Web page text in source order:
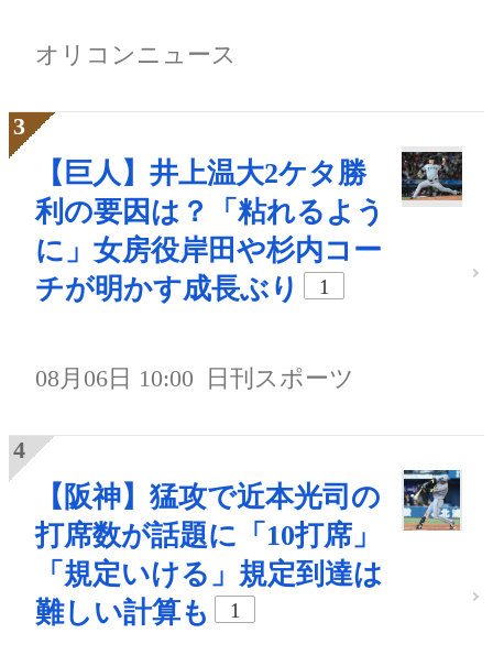
オリコンニュース
【巨人】井上温大2ケタ勝
利の要因は？「粘れるよう
に」女房役岸田や杉内コー
チが明かす成長ぶり
1
08月06日 10:00 日刊スポーツ
【阪神】猛攻で近本光司の
打席数が話題に「10打席」
「規定いける」規定到達は
難しい計算も
1